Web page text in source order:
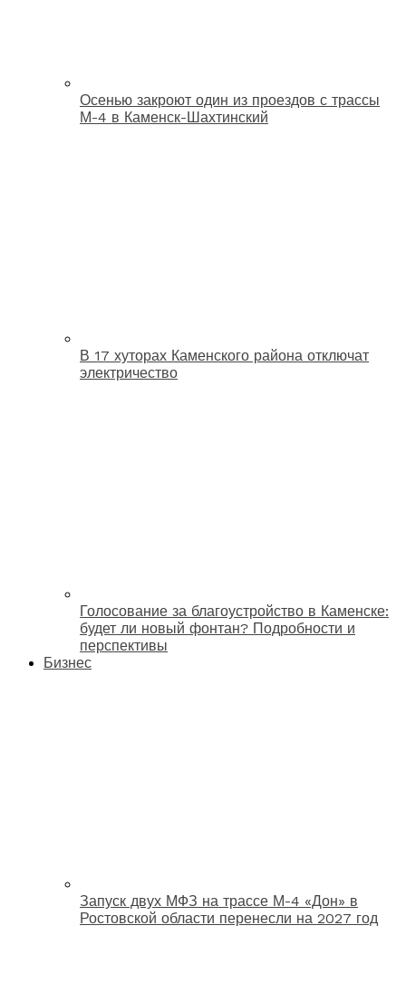
Осенью закроют один из проездов с трассы
М-4 в Каменск-Шахтинский
В 17 хуторах Каменского района отключат
электричество
Голосование за благоустройство в Каменске:
будет ли новый фонтан? Подробности и
перспективы
Бизнес
Запуск двух МФЗ на трассе М-4 «Дон» в
Ростовской области перенесли на 2027 год